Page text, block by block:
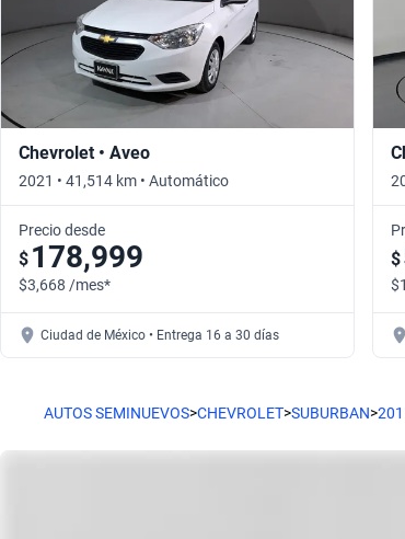
Chevrolet • Aveo
2021 • 41,514 km • Automático
Precio desde
$ 178,999
$3,668 /mes*
Ciudad de México • Entrega 16 a 30 días
$
AUTOS SEMINUEVOS>CHEVROLET>SUBURBAN>